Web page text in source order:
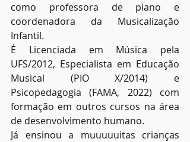
como professora de piano e
coordenadora da Musicalização
Infantil.
É Licenciada em Música pela
UFS/2012, Especialista em Educação
Musical (PIO X/2014) e
Psicopedagogia (FAMA, 2022) com
formação em outros cursos na área
de desenvolvimento humano.
Já ensinou a muuuuuitas crianças